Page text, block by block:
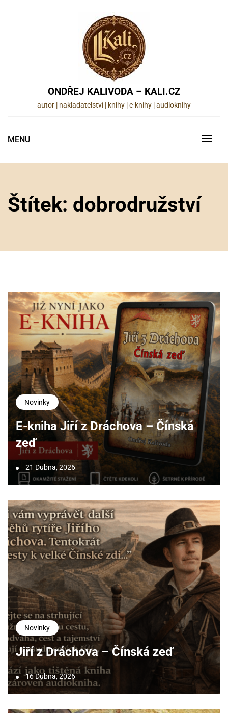
ONDŘEJ KALIVODA – KALI.CZ
autor | nakladatelství | knihy | e-knihy | audioknihy
MENU
Štítek: dobrodružství
Novinky
E-kniha Jiří z Dráchova – Čínská
zeď
21 Dubna, 2026
Novinky
Jiří z Dráchova – Čínská zeď
16 Dubna, 2026